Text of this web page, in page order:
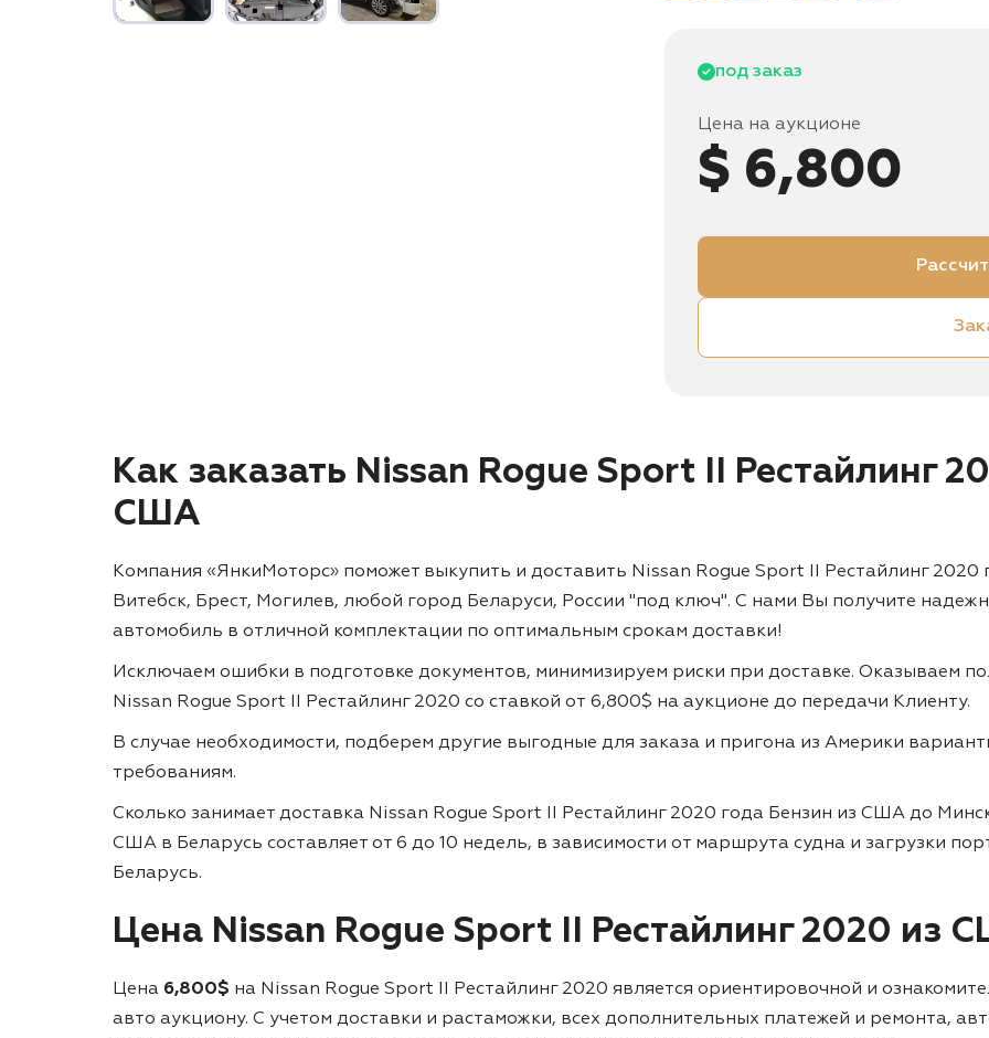
под заказ
Цена на аукционе
$ 6,800
Как заказать Nissan Rogue Sport II Рестайлинг
США
Компания «ЯнкиМоторс» поможет выкупить и доставить Nissan Rogue Sport II Рестайлинг 2020
Витебск, Брест, Могилев, любой город Беларуси, России "под ключ". С нами Вы получите
автомобиль в отличной комплектации по оптимальным срокам доставки!
Исключаем ошибки в подготовке документов, минимизируем риски при доставке. Оказываем
Nissan Rogue Sport II Рестайлинг 2020 со ставкой от 6,800$ на аукционе до передачи Клиенту.
В случае необходимости, подберем другие выгодные для заказа и пригона из Америки
требованиям.
Сколько занимает доставка Nissan Rogue Sport II Рестайлинг 2020 года Бензин из США до
США в Беларусь составляет от 6 до 10 недель, в зависимости от маршрута судна и загрузки
Беларусь.
Цена Nissan Rogue Sport II Рестайлинг 2020 из
Цена 6,800$ на Nissan Rogue Sport II Рестайлинг 2020 является ориентировочной и
авто аукциону. С учетом доставки и растаможки, всех дополнительных платежей и ремонта,